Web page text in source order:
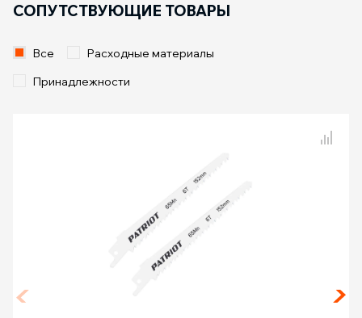
СОПУТСТВУЮЩИЕ ТОВАРЫ
Все
Расходные материалы
Принадлежности